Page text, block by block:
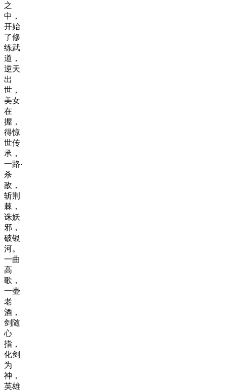
之
中，
开始
了修
练武
道，
逆天
出
世，
美女
在
握，
得惊
世传
承，
一路·
杀
敌，
斩荆
棘，
诛妖
邪，
破银
河。
一曲
高
歌，
一壶
老
酒，
剑随
心
指，
化剑
为
神，
英雄